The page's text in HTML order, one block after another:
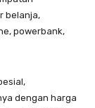
belanja,
powerbank,
dengan harga